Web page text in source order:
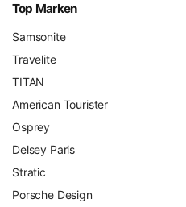
Top Marken
Samsonite
Travelite
TITAN
American Tourister
Osprey
Delsey Paris
Stratic
Porsche Design